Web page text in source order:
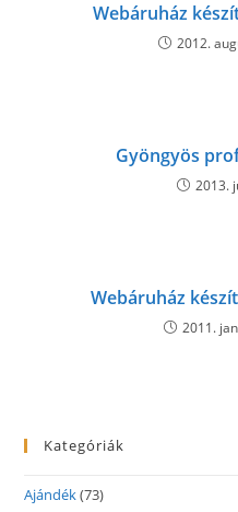
Webáruház
2012.
Gyöngyös
2013.
Webáruház
2011.
Kategóriák
Ajándék(73)